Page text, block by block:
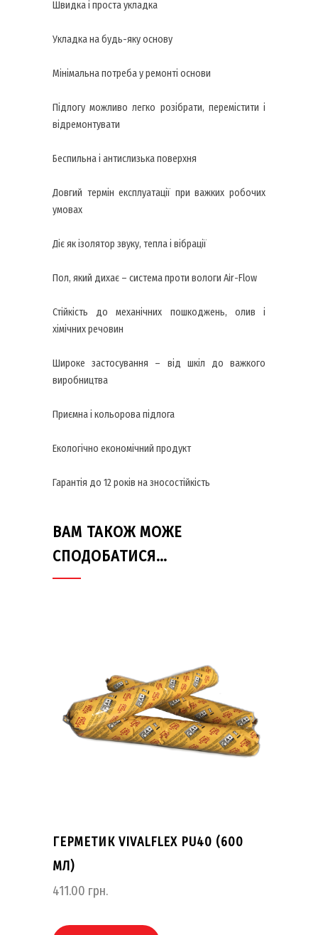
Швидка і проста укладка
Укладка на будь-яку основу
Мінімальна потреба у ремонті основи
Підлогу можливо легко розібрати, перемістити і
відремонтувати
Беспильна і антислизька поверхня
Довгий термін експлуатації при важких робочих
умовах
Діє як ізолятор звуку, тепла і вібрації
Пол, який дихає – система проти вологи Air-Flow
Стійкість до механічних пошкоджень, олив і
хімічних речовин
Широке застосування – від шкіл до важкого
виробництва
Приємна і кольорова підлога
Екологічно економічний продукт
Гарантія до 12 років на зносостійкість
ВАМ ТАКОЖ МОЖЕ
СПОДОБАТИСЯ…
ГЕРМЕТИК VIVALFLEX PU40 (600
МЛ)
411.00 грн.